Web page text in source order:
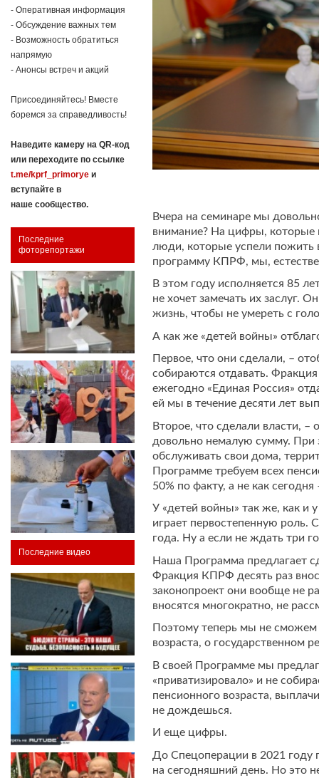
- Оперативная информация
- Обсуждение важных тем
- Возможность обратиться
напрямую
- Анонсы встреч и акций
Присоединяйтесь! Вместе
боремся за справедливость!
Наведите камеру на QR-код
или переходите по ссылке
t.me/kprf_primorye и
вступайте в
наше сообщество.
Последние
фоторепортажи
Последние видео
Вчера на семинаре мы
внимание? На цифры, которые
люди, которые успели пожить
программу КПРФ, мы,
В этом году исполняется 85
не хочет замечать их заслуг.
жизнь, чтобы не умереть с
А как же «детей войны»
Первое, что они сделали, –
собираются отдавать.
ежегодно «Единая Россия»
ей мы в течение десяти лет
Второе, что сделали власти, –
довольно немалую сумму. При
обслуживать свои дома,
Программе требуем всех
50% по факту, а не как
У «детей войны» так же, как и
играет первостепенную роль.
года. Ну а если не ждать три
Наша Программа предлагает
Фракция КПРФ десять раз
законопроект они вообще не
вносятся многократно, не
Поэтому теперь мы не сможем
возраста, о государственном
В своей Программе мы
«приватизировало» и не
пенсионного возраста,
не дождешься.
И еще цифры.
До Спецоперации в 2021 году
на сегодняшний день. Но это